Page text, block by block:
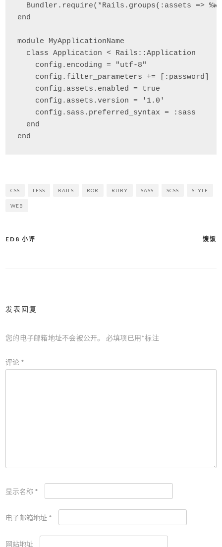
Bundler.require(*Rails.groups(:assets =>
end
module MyApplicationName
  class Application < Rails::Application
    config.encoding = "utf-8"
    config.filter_parameters += [:password]
    config.assets.enabled = true
    config.assets.version = '1.0'
    config.sass.preferred_syntax = :sass
  end
CSS LESS RAILS ROR RUBY SASS SCSS STYLE
WEB
文
馊饭
ED8 小评
发表回复
您的电子邮箱地址不会被公开。 必填项已用*标注
评论 *
显示名称 *
电子邮箱地址 *
网站地址